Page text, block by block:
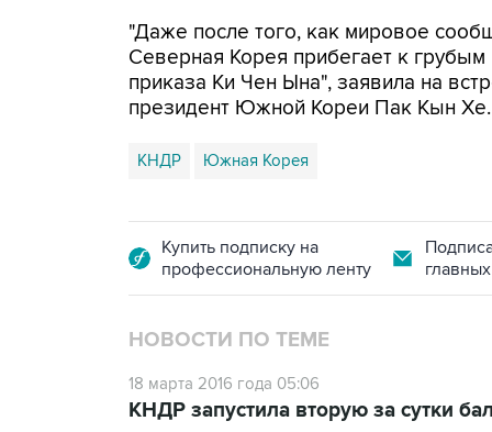
"Даже после того, как мировое
Северная Корея прибегает к
приказа Ки Чен Ына", заявила на
президент Южной Кореи Пак Кын Хе.
КНДР Южная Корея
Купить подписку на
профессиональную ленту
НОВОСТИ ПО ТЕМЕ
18 марта 2016 года 05:06
КНДР запустила вторую за сутки